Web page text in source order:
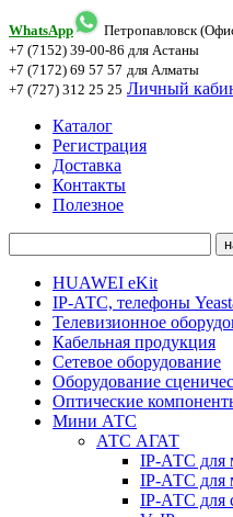
WhatsApp
Петропавловск
+7 (7152) 39-00-86 для Астаны
+7 (7172) 69 57 57 для Алматы
+7 (727) 312 25 25 Личный
Каталог
Регистрация
Доставка
Контакты
Полезное
HUAWEI eKit
IP-АТС, телефоны
Телевизионное
Кабельная продукция
Сетевое оборудование
Оборудование
Оптические
Мини АТС
АТС АГАТ
IP-АТС для
IP-АТС для
IP-АТС для